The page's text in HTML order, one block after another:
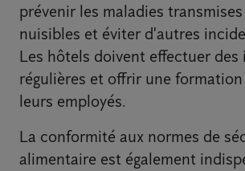
prévenir les maladies
nuisibles et éviter d'autres
Les hôtels doivent effectuer des
régulières et offrir une formation
leurs employés.
La conformité aux normes de
alimentaire est également